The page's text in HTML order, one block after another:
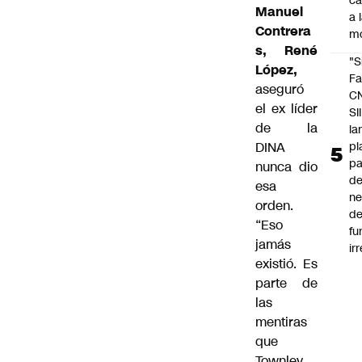
Manuel
Contrera
s, René
López,
aseguró
el ex líder
de la
DINA
nunca dio
esa
orden.
“Eso
jamás
existió. Es
parte de
las
mentiras
que
a
SII
de